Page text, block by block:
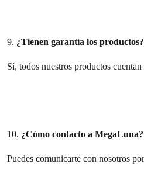
9. ¿Tienen garantía los productos?
Sí, todos nuestros productos
10. ¿Cómo contacto a MegaLuna?
Puedes comunicarte con nosotros